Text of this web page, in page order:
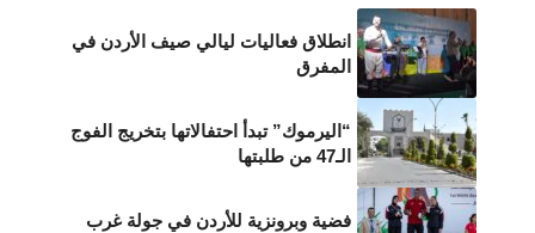
انطلاق فعاليات ليالي صيف الأردن في
المفرق
“اليرموك” تبدأ احتفالاتها بتخريج الفوج
الـ47 من طلبتها
فضية وبرونزية للأردن في جولة غرب